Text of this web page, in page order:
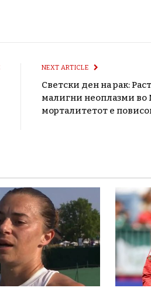
NEXT ARTICLE
Светски ден на рак:
малигни неоплазми во
морталитетот е